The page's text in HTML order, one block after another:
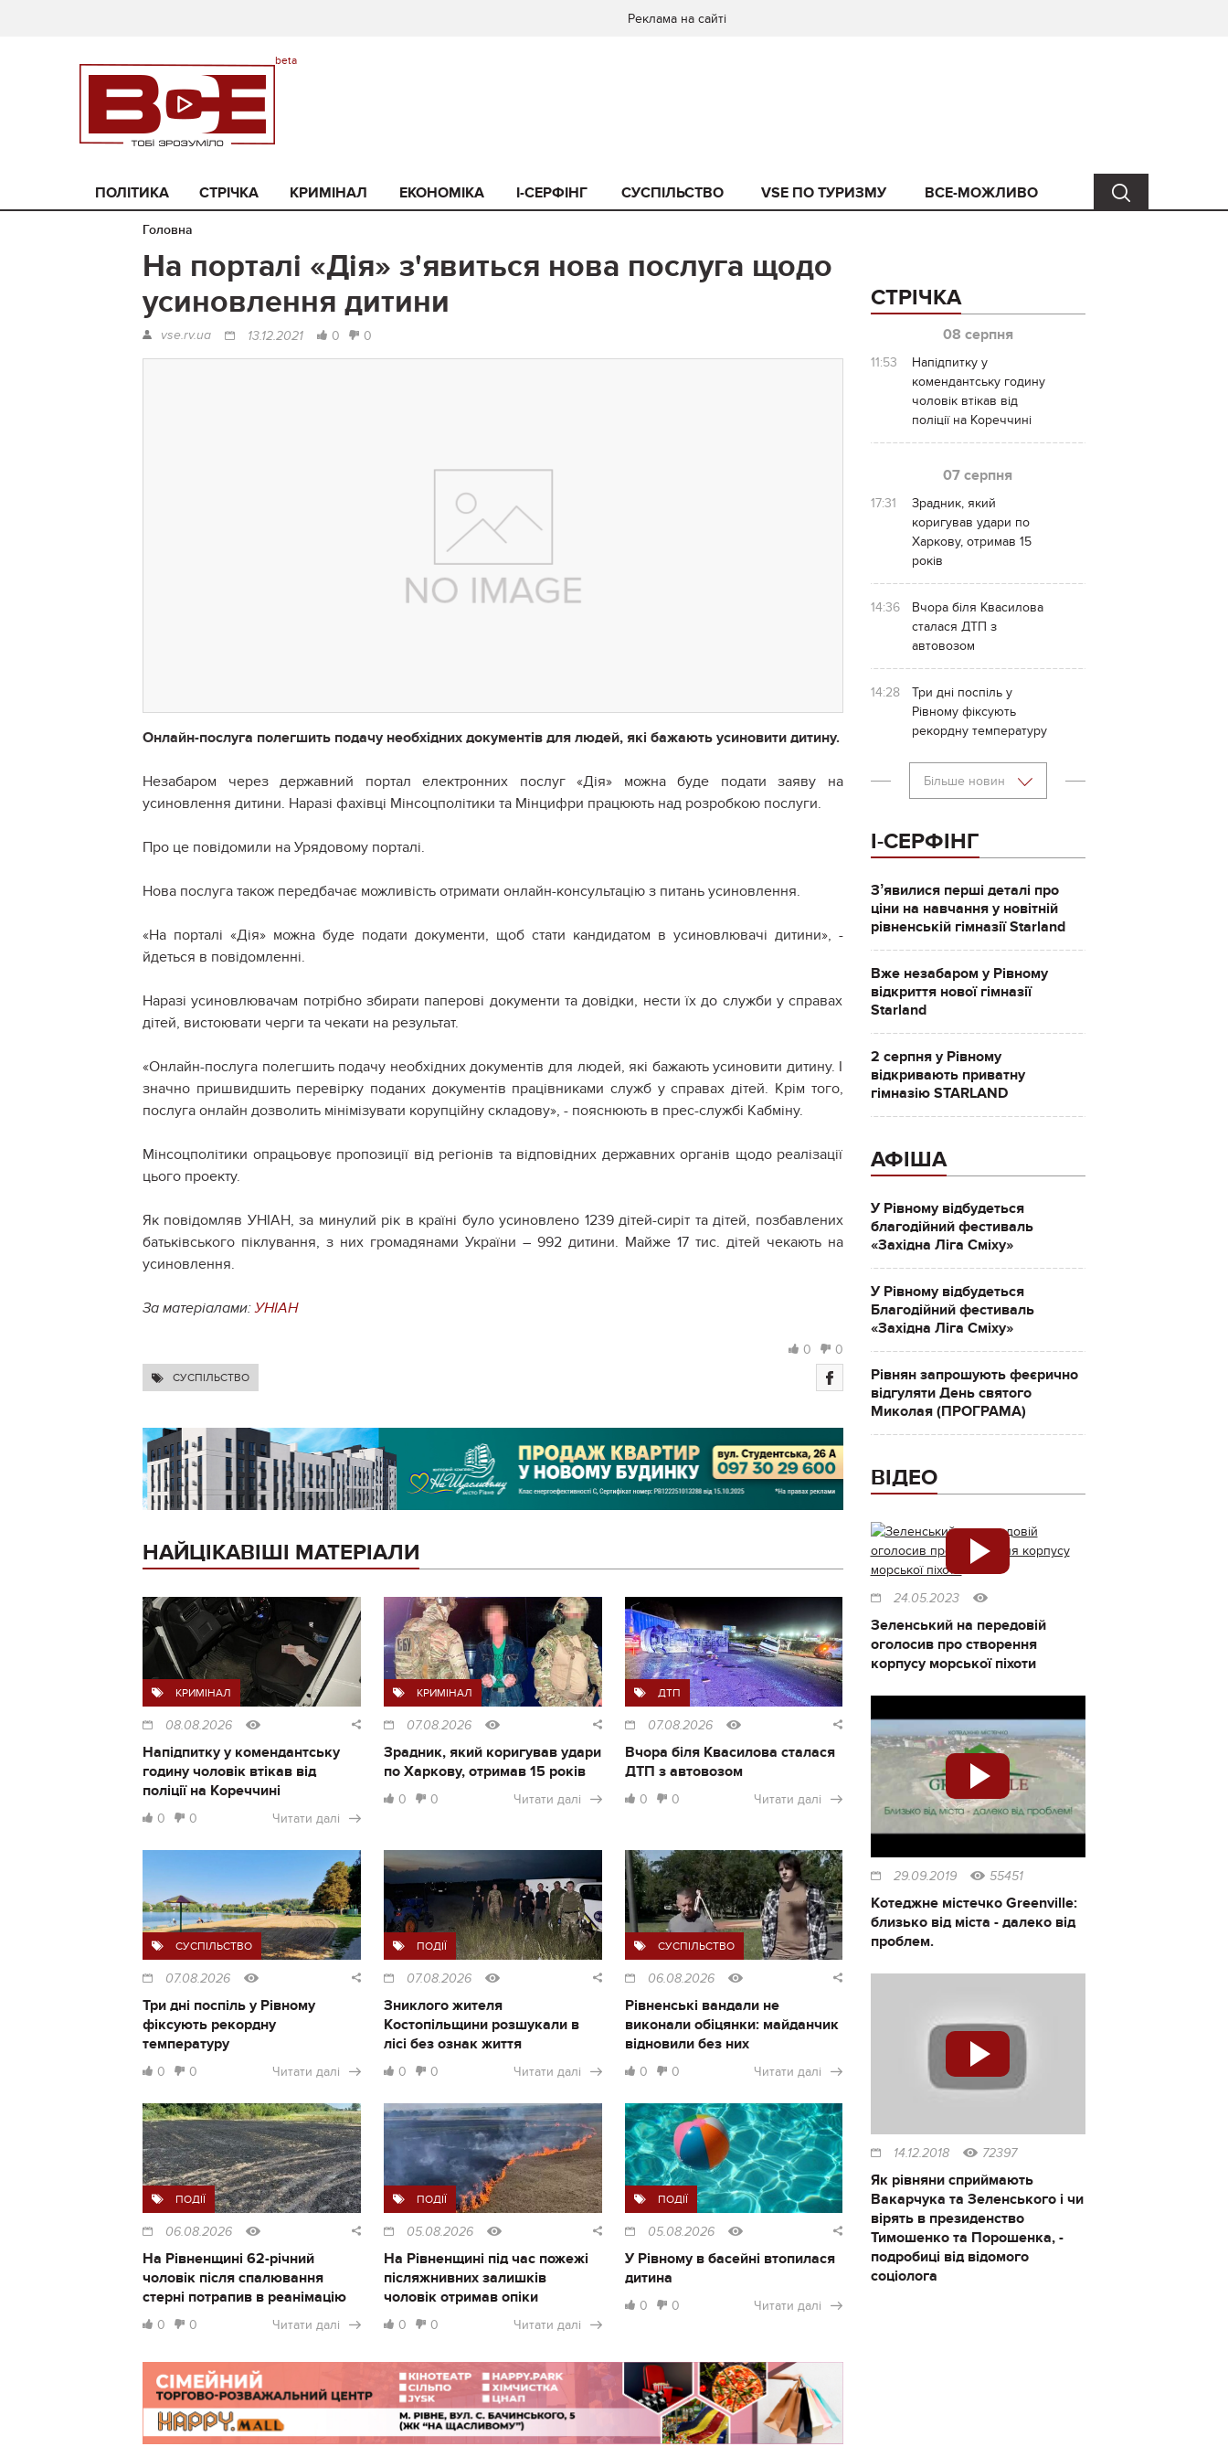
Реклама на сайті
ПОЛІТИКА СТРІЧКА КРИМІНАЛ ЕКОНОМІКА I-СЕРФІНГ СУСПІЛЬСТВО VSE ПО ТУРИЗМУ ВСЕ-МОЖЛИВО
Головна
На порталі «Дія» з'явиться нова послуга щодо
усиновлення дитини
vse.rv.ua 13.12.2021 0 0
Онлайн-послуга полегшить подачу необхідних документів для людей, які бажають усиновити дитину.
Незабаром через державний портал електронних послуг «Дія» можна буде подати заяву на
усиновлення дитини. Наразі фахівці Мінсоцполітики та Мінцифри працюють над розробкою послуги.
Про це повідомили на Урядовому порталі.
Нова послуга також передбачає можливість отримати онлайн-консультацію з питань усиновлення.
«На порталі «Дія» можна буде подати документи, щоб стати кандидатом в усиновлювачі дитини», -
йдеться в повідомленні.
Наразі усиновлювачам потрібно збирати паперові документи та довідки, нести їх до служби у справах
дітей, вистоювати черги та чекати на результат.
«Онлайн-послуга полегшить подачу необхідних документів для людей, які бажають усиновити дитину. І
значно пришвидшить перевірку поданих документів працівниками служб у справах дітей. Крім того,
послуга онлайн дозволить мінімізувати корупційну складову», - пояснюють в прес-службі Кабміну.
Мінсоцполітики опрацьовує пропозиції від регіонів та відповідних державних органів щодо реалізації
цього проекту.
Як повідомляв УНІАН, за минулий рік в країні було усиновлено 1239 дітей-сиріт та дітей, позбавлених
батьківського піклування, з них громадянами України – 992 дитини. Майже 17 тис. дітей чекають на
усиновлення.
За матеріалами:УНІАН
0 0
СУСПІЛЬСТВО
НАЙЦІКАВІШІ МАТЕРІАЛИ
КРИМІНАЛ
08.08.2026
Напідпитку у комендантську
годину чоловік втікав від
поліції на Кореччині
0 0 Читати далі
КРИМІНАЛ
07.08.2026
Зрадник, який коригував удари
по Харкову, отримав 15 років
0 0 Читати далі
ДТП
07.08.2026
Вчора біля Квасилова сталася
ДТП з автовозом
0 0 Читати далі
СУСПІЛЬСТВО
07.08.2026
Три дні поспіль у Рівному
фіксують рекордну
температуру
0 0 Читати далі
ПОДІЇ
07.08.2026
Зниклого жителя
Костопільщини розшукали в
лісі без ознак життя
0 0 Читати далі
СУСПІЛЬСТВО
06.08.2026
Рівненські вандали не
виконали обіцянки: майданчик
відновили без них
0 0 Читати далі
ПОДІЇ
06.08.2026
На Рівненщині 62-річний
чоловік після спалювання
стерні потрапив в реанімацію
0 0 Читати далі
ПОДІЇ
05.08.2026
На Рівненщині під час пожежі
післяжнивних залишків
чоловік отримав опіки
0 0 Читати далі
ПОДІЇ
05.08.2026
У Рівному в басейні втопилася
дитина
0 0 Читати далі
СТРІЧКА
08 серпня
11:53
Напідпитку у
комендантську годину
чоловік втікав від
поліції на Кореччині
07 серпня
17:31
Зрадник, який
коригував удари по
Харкову, отримав 15
років
14:36
Вчора біля Квасилова
сталася ДТП з
автовозом
14:28
Три дні поспіль у
Рівному фіксують
рекордну температуру
Більше новин
І-СЕРФІНГ
Зʼявилися перші деталі про
ціни на навчання у новітній
рівненській гімназії Starland
Вже незабаром у Рівному
відкриття нової гімназії
Starland
2 серпня у Рівному
відкривають приватну
гімназію STARLAND
АФІША
У Рівному відбудеться
благодійний фестиваль
«Західна Ліга Сміху»
У Рівному відбудеться
Благодійний фестиваль
«Західна Ліга Сміху»
Рівнян запрошують феєрично
відгуляти День святого
Миколая (ПРОГРАМА)
ВІДЕО
24.05.2023
Зеленський на передовій
оголосив про створення
корпусу морської піхоти
29.09.2019 55451
Котеджне містечко Greenville:
близько від міста - далеко від
проблем.
14.12.2018 72397
Як рівняни сприймають
Вакарчука та Зеленського і чи
вірять в президенство
Тимошенко та Порошенка, -
подробиці від відомого
соціолога